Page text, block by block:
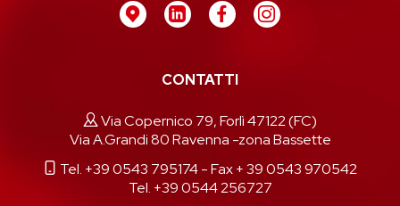
CONTATTI
Via Copernico 79, Forlì 47122 (FC)
Via A.Grandi 80 Ravenna -zona Bassette
Tel. +39 0543 795174- Fax + 39 0543 970542
Tel. +39 0544 256727